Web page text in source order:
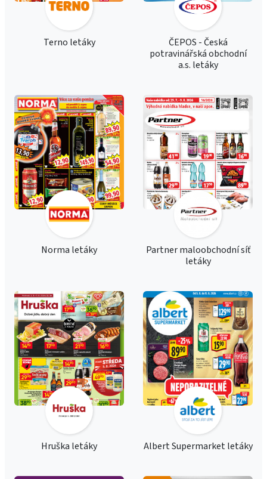
Terno letáky
ČEPOS - Česká
potravinářská obchodní
a.s. letáky
Norma letáky
Partner maloobchodní síť
letáky
Hruška letáky Albert Supermarket letáky